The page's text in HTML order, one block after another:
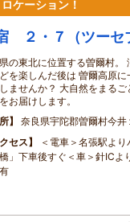
ケーション！
２・７（ツーセ
の東北に位置する曽爾村。
を楽しんだ後は 曽爾高原
ませんか？ 大自然をまる
お届けします。
奈良県宇陀郡曽爾村今井
セス
＜電車＞名張駅よ
」下車後すぐ＜車＞針ICよ